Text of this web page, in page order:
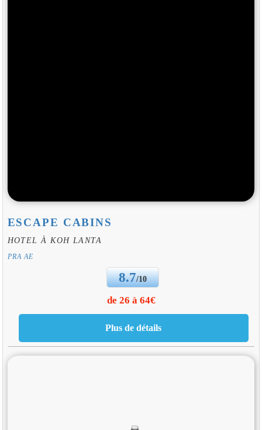
ESCAPE CABINS
HOTEL À KOH LANTA
PRA AE
8.7/10
de 26 à 64€